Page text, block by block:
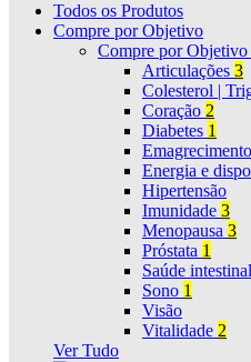
Todos os Produtos
Compre por Objetivo
Compre por Objetivo
Articulações 3
Colesterol |
Coração 2
Diabetes 1
Emagrecimento
Energia e
Hipertensão
Imunidade 3
Menopausa 3
Próstata 1
Saúde intestinal
Sono 1
Visão
Vitalidade 2
Ver Tudo